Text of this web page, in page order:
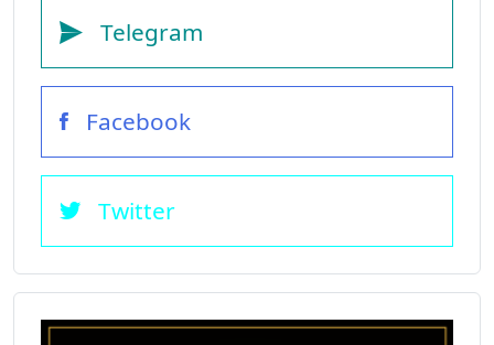
Telegram
Facebook
Twitter